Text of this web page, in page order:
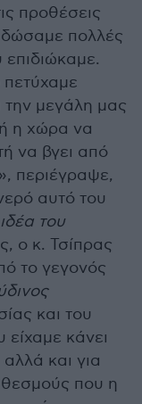
προθέσεις
πολλές
την μεγάλη μας
η χώρα να
να βγει από
περιέγραψε,
αυτό του
του
ο κ. Τσίπρας
το γεγονός
και του
κάνει
αλλά και για
που η